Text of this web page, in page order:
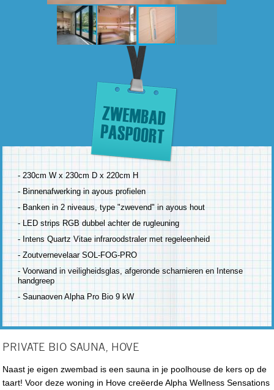
- 230cm W x 230cm D x 220cm H
- Binnenafwerking in ayous profielen
- Banken in 2 niveaus, type "zwevend" in ayous hout
- LED strips RGB dubbel achter de rugleuning
- Intens Quartz Vitae infraroodstraler met regeleenheid
- Zoutvernevelaar SOL-FOG-PRO
- Voorwand in veiligheidsglas, afgeronde scharnieren en Intense
handgreep
- Saunaoven Alpha Pro Bio 9 kW
PRIVATE BIO SAUNA, HOVE
Naast je eigen zwembad is een sauna in je poolhouse de kers op de
taart! Voor deze woning in Hove creëerde Alpha Wellness Sensations